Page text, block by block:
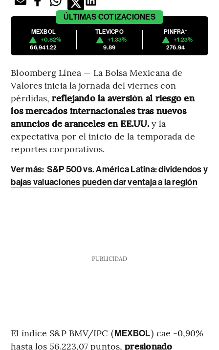
ÚLTIMAS COTIZACIONES
MEXBOL
+0.82%
66,941.22
TLEVICPO
+1.33%
9.89
PINFRA*
+1.23%
276.94
Bloomberg Línea — La Bolsa Mexicana de
Valores inicia la jornada del viernes con
pérdidas,reflejando la aversión al riesgo en
los mercados internacionales tras nuevos
anuncios de aranceles en EE.UU.y la
expectativa por el inicio de la temporada de
reportes corporativos.
Ver más: S&P 500 vs. América Latina: dividendos y
bajas valuaciones pueden dar ventaja a la región
PUBLICIDAD
El índice S&P BMV/IPC (MEXBOL) cae -0,90%
hasta los 56.223,07 puntos,presionado